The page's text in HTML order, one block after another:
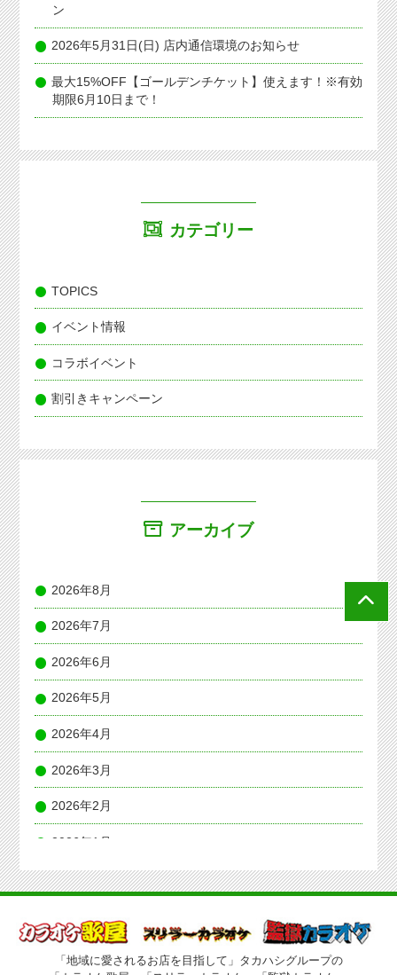
ン
2026年5月31日(日) 店内通信環境のお知らせ
最大15%OFF【ゴールデンチケット】使えます！※有効
期限6月10日まで！
カテゴリー
TOPICS
イベント情報
コラボイベント
割引きキャンペーン
アーカイブ
2026年8月
2026年7月
2026年6月
2026年5月
2026年4月
2026年3月
2026年2月
2026年1月
2025年12月
2025年10月
「地域に愛されるお店を目指して」タカハシグループの